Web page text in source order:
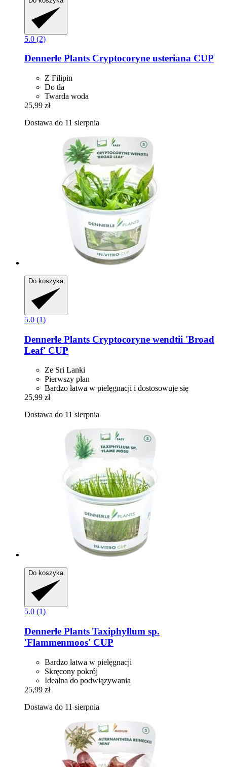
5.0 (2)
Dennerle Plants Cryptocoryne usteriana CUP
Z Filipin
Do tła
Twarda woda
25,99 zł
Dostawa do 11 sierpnia
Do koszyka
5.0 (1)
Dennerle Plants Cryptocoryne wendtii 'Broad
Leaf' CUP
Ze Sri Lanki
Pierwszy plan
Bardzo łatwa w pielęgnacji i dostosowuje się
25,99 zł
Dostawa do 11 sierpnia
Do koszyka
5.0 (1)
Dennerle Plants Taxiphyllum sp.
'Flammenmoos' CUP
Bardzo łatwa w pielęgnacji
Skręcony pokrój
Idealna do podwiązywania
25,99 zł
Dostawa do 11 sierpnia